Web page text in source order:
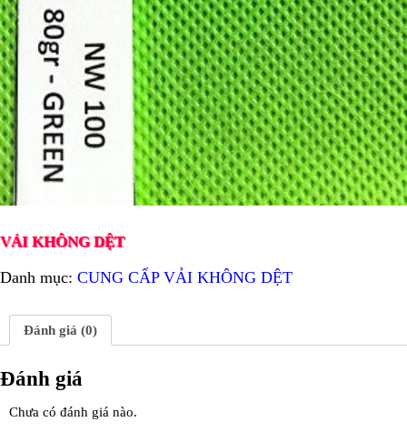
VẢI KHÔNG DỆT
Danh mục: CUNG CẤP VẢI KHÔNG DỆT
Đánh giá (0)
Đánh giá
Chưa có đánh giá nào.